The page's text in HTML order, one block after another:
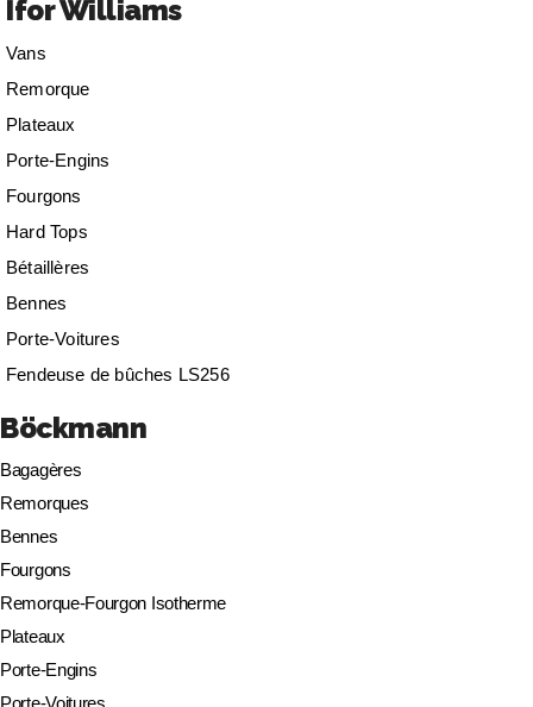
Ifor Williams
Vans
Remorque
Plateaux
Porte-Engins
Fourgons
Hard Tops
Bétaillères
Bennes
Porte-Voitures
Fendeuse de bûches LS256
Böckmann
Bagagères
Remorques
Bennes
Fourgons
Remorque-Fourgon Isotherme
Plateaux
Porte-Engins
Porte-Voitures